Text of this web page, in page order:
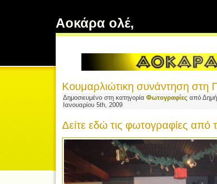
Αοκάρα ολέ,
Κουμαρλιώτικη συνάντηση στη
Δημοσιευμένο στη κατηγορία Φωτογραφίες από
Ιανουαρίου 5th, 2009
Δείτε εδώ τις φωτογραφίες από